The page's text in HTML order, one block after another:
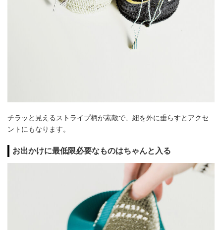
チラッと見えるストライプ柄が素敵で、紐を外に垂らすとアクセ
ントにもなります。
お出かけに最低限必要なものはちゃんと入る